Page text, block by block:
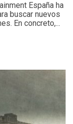
España ha
buscar nuevos
En concreto,...